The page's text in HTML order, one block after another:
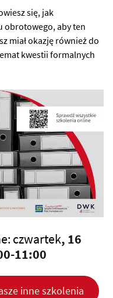
się, jak
obrotowego, aby ten
miał okazję również do
kwestii formalnych
czwartek, 16
11:00
inne szkolenia